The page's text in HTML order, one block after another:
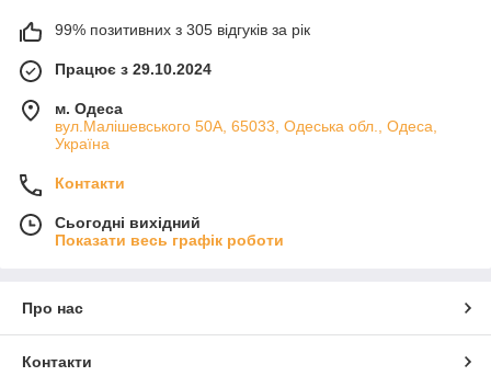
99% позитивних з 305 відгуків за рік
Працює з 29.10.2024
м. Одеса
вул.Малішевського 50А, 65033, Одеська обл., Одеса,
Україна
Контакти
Сьогодні вихідний
Показати весь графік роботи
Про нас
Контакти